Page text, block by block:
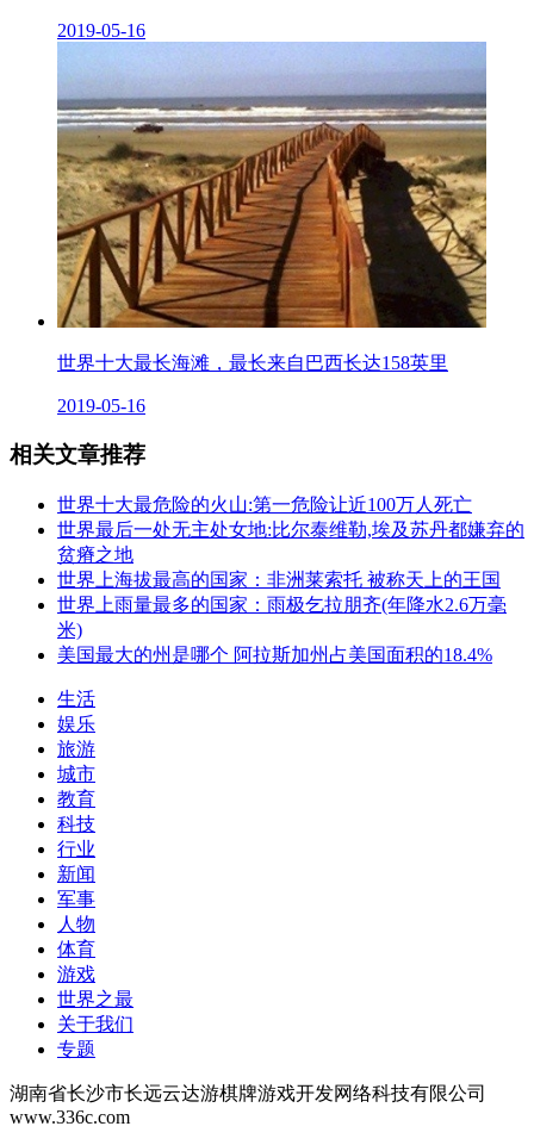
2019-05-16
世界十大最长海滩，最长来自巴西长达158英里
2019-05-16
相关文章推荐
世界十大最危险的火山:第一危险让近100万人死亡
世界最后一处无主处女地:比尔泰维勒,埃及苏丹都嫌弃的
贫瘠之地
世界上海拔最高的国家：非洲莱索托 被称天上的王国
世界上雨量最多的国家：雨极乞拉朋齐(年降水2.6万毫
米)
美国最大的州是哪个 阿拉斯加州占美国面积的18.4%
生活
娱乐
旅游
城市
教育
科技
行业
新闻
军事
人物
体育
游戏
世界之最
关于我们
专题
湖南省长沙市长远云达游棋牌游戏开发网络科技有限公司
www.336c.com